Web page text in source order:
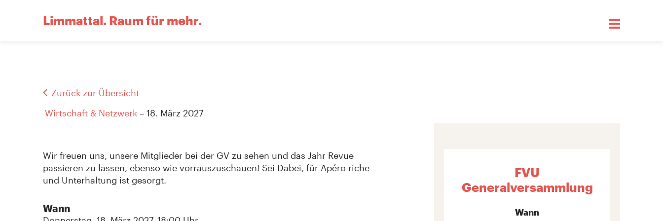
Limmattal. Raum für mehr.
Zurück zur Übersicht
Wirtschaft & Netzwerk – 18. März 2027
Wir freuen uns, unsere Mitglieder bei der GV zu sehen und das Jahr Revue
passieren zu lassen, ebenso wie vorrauszuschauen! Sei Dabei, für Apéro riche
und Unterhaltung ist gesorgt.
Wann
FVU
Generalversammlung
Wann